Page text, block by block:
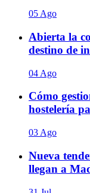
05 Ago
Abierta la
destino de
04 Ago
Cómo
hostelería
03 Ago
Nueva
llegan a